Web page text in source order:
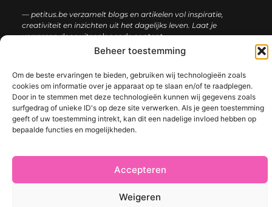
Beheer toestemming
Om de beste ervaringen te bieden, gebruiken wij technologieën zoals
cookies om informatie over je apparaat op te slaan en/of te raadplegen.
Door in te stemmen met deze technologieën kunnen wij gegevens zoals
surfgedrag of unieke ID's op deze site verwerken. Als je geen toestemming
geeft of uw toestemming intrekt, kan dit een nadelige invloed hebben op
bepaalde functies en mogelijkheden.
Accepteren
Weigeren
— petitus.be verzamelt blogs en artikelen vol inspiratie,
creativiteit en inzichten uit het dagelijks leven. Laat je
verrassen door uiteenlopende content.
informatie
Bericht categorie